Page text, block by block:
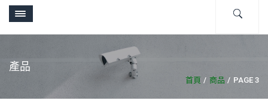
產品
首頁 商品 PAGE 3